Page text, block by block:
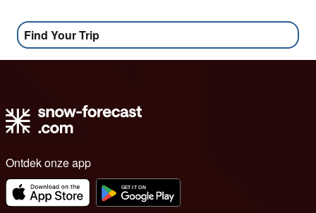
Find Your Trip
Ontdek onze app